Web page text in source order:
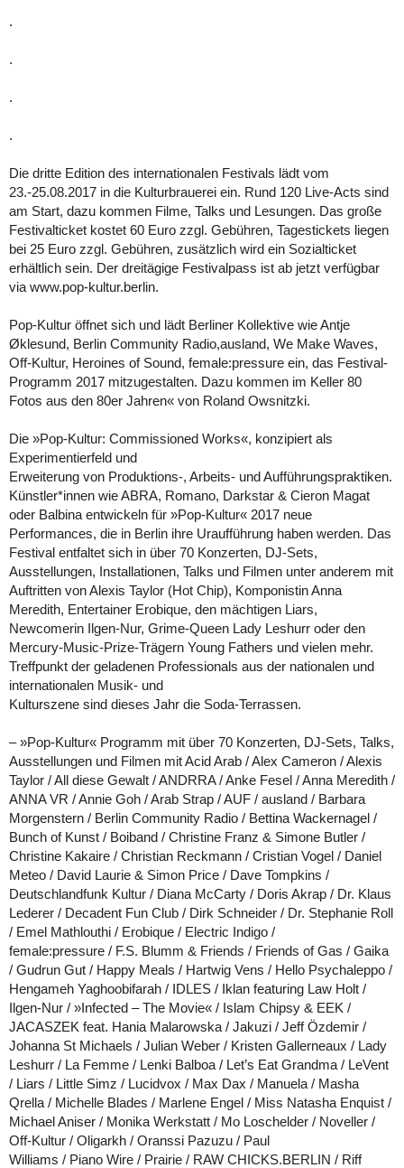
.
.
.
.
Die dritte Edition des internationalen Festivals lädt vom
23.-25.08.2017 in die Kulturbrauerei ein. Rund 120 Live-Acts sind
am Start, dazu kommen Filme, Talks und Lesungen. Das große
Festivalticket kostet 60 Euro zzgl. Gebühren, Tagestickets liegen
bei 25 Euro zzgl. Gebühren, zusätzlich wird ein Sozialticket
erhältlich sein. Der dreitägige Festivalpass ist ab jetzt verfügbar
via www.pop-kultur.berlin.
Pop-Kultur öffnet sich und lädt Berliner Kollektive wie Antje
Øklesund, Berlin Community Radio,ausland, We Make Waves,
Off-Kultur, Heroines of Sound, female:pressure ein, das Festival-
Programm 2017 mitzugestalten. Dazu kommen im Keller 80
Fotos aus den 80er Jahren« von Roland Owsnitzki.
Die »Pop-Kultur: Commissioned Works«, konzipiert als
Experimentierfeld und
Erweiterung von Produktions-, Arbeits- und Aufführungspraktiken.
Künstler*innen wie ABRA, Romano, Darkstar & Cieron Magat
oder Balbina entwickeln für »Pop-Kultur« 2017 neue
Performances, die in Berlin ihre Uraufführung haben werden. Das
Festival entfaltet sich in über 70 Konzerten, DJ-Sets,
Ausstellungen, Installationen, Talks und Filmen unter anderem mit
Auftritten von Alexis Taylor (Hot Chip), Komponistin Anna
Meredith, Entertainer Erobique, den mächtigen Liars,
Newcomerin Ilgen-Nur, Grime-Queen Lady Leshurr oder den
Mercury-Music-Prize-Trägern Young Fathers und vielen mehr.
Treffpunkt der geladenen Professionals aus der nationalen und
internationalen Musik- und
Kulturszene sind dieses Jahr die Soda-Terrassen.
– »Pop-Kultur« Programm mit über 70 Konzerten, DJ-Sets, Talks,
Ausstellungen und Filmen mit Acid Arab / Alex Cameron / Alexis
Taylor / All diese Gewalt / ANDRRA / Anke Fesel / Anna Meredith /
ANNA VR / Annie Goh / Arab Strap / AUF / ausland / Barbara
Morgenstern / Berlin Community Radio / Bettina Wackernagel /
Bunch of Kunst / Boiband / Christine Franz & Simone Butler /
Christine Kakaire / Christian Reckmann / Cristian Vogel / Daniel
Meteo / David Laurie & Simon Price / Dave Tompkins /
Deutschlandfunk Kultur / Diana McCarty / Doris Akrap / Dr. Klaus
Lederer / Decadent Fun Club / Dirk Schneider / Dr. Stephanie Roll
/ Emel Mathlouthi / Erobique / Electric Indigo /
female:pressure / F.S. Blumm & Friends / Friends of Gas / Gaika
/ Gudrun Gut / Happy Meals / Hartwig Vens / Hello Psychaleppo /
Hengameh Yaghoobifarah / IDLES / Iklan featuring Law Holt /
Ilgen-Nur / »Infected – The Movie« / Islam Chipsy & EEK /
JACASZEK feat. Hania Malarowska / Jakuzi / Jeff Özdemir /
Johanna St Michaels / Julian Weber / Kristen Gallerneaux / Lady
Leshurr / La Femme / Lenki Balboa / Let’s Eat Grandma / LeVent
/ Liars / Little Simz / Lucidvox / Max Dax / Manuela / Masha
Qrella / Michelle Blades / Marlene Engel / Miss Natasha Enquist /
Michael Aniser / Monika Werkstatt / Mo Loschelder / Noveller /
Off-Kultur / Oligarkh / Oranssi Pazuzu / Paul
Williams / Piano Wire / Prairie / RAW CHICKS.BERLIN / Riff